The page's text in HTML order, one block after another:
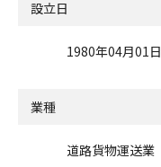
設立日
1980年04月01日
業種
道路貨物運送業